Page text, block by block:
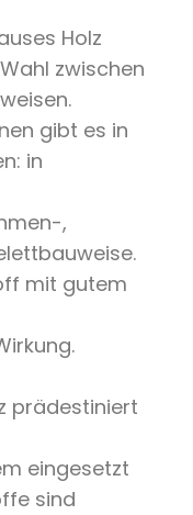
Holz
zwischen
gibt es in
in
,
mit gutem
prädestiniert
eingesetzt
sind